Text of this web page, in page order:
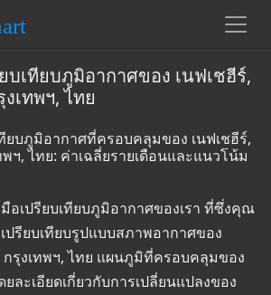
บเทียบภูมิอากาศของ เนฟเชฮีร์,
เทพฯ, ไทย
ยบภูมิอากาศที่ครอบคลุมของ เนฟเชฮีร์,
ฯ, ไทย: ค่าเฉลี่ยรายเดือนและแนวโน้ม
อเปรียบเทียบภูมิอากาศของเรา ที่ซึ่งคุณ
ปรียบเทียบรูปแบบสภาพอากาศของ
กรุงเทพฯ, ไทย แผนภูมิที่ครอบคลุมของ
ละเอียดเกี่ยวกับการเปลี่ยนแปลงของ